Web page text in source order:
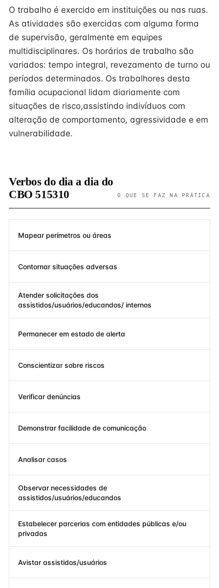
O trabalho é exercido em instituições ou nas ruas.
As atividades são exercidas com alguma forma
de supervisão, geralmente em equipes
multidisciplinares. Os horários de trabalho são
variados: tempo integral, revezamento de turno ou
períodos determinados. Os trabalhores desta
família ocupacional lidam diariamente com
situações de risco,assistindo indivíduos com
alteração de comportamento, agressividade e em
vulnerabilidade.
Verbos do dia a dia do
CBO 515310
O QUE SE FAZ NA PRÁTICA
Mapear perímetros ou áreas
Contornar situações adversas
Atender solicitações dos
assistidos/usuários/educandos/ internos
Permanecer em estado de alerta
Conscientizar sobre riscos
Verificar denúncias
Demonstrar facilidade de comunicação
Analisar casos
Observar necessidades de
assistidos/usuários/educandos
Estabelecer parcerias com entidades públicas e/ou
privadas
Avistar assistidos/usuários